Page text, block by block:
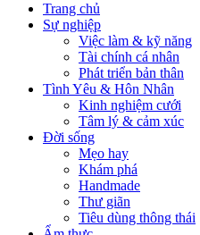
Trang chủ
Sự nghiệp
Việc làm & kỹ năng
Tài chính cá nhân
Phát triển bản thân
Tình Yêu & Hôn Nhân
Kinh nghiệm cưới
Tâm lý & cảm xúc
Đời sống
Mẹo hay
Khám phá
Handmade
Thư giãn
Tiêu dùng thông thái